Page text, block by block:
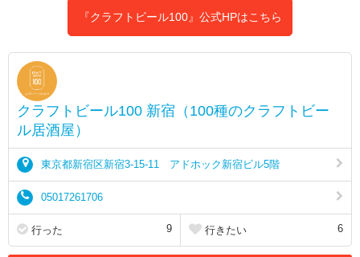
『クラフトビール100』公式HPはこちら
クラフトビール100 新宿（100種のクラフトビー
ル居酒屋）
東京都新宿区新宿3-15-11 アドホック新宿ビル5階
05017261706
行った 9 行きたい 6